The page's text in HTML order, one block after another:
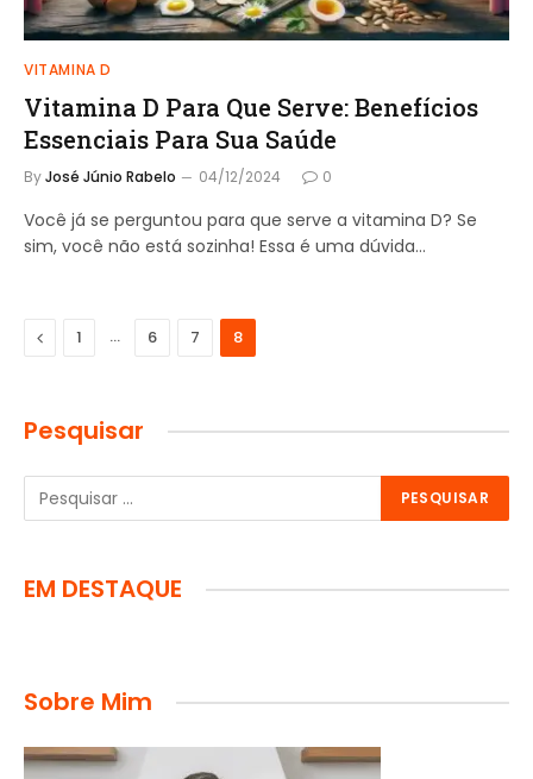
VITAMINA D
Vitamina D Para Que Serve: Benefícios
Essenciais Para Sua Saúde
ByJosé Júnio Rabelo 04/12/2024 0
Você já se perguntou para que serve a vitamina D? Se
sim, você não está sozinha! Essa é uma dúvida…
Previous
1 … 6 7 8
Pesquisar
EM DESTAQUE
Sobre Mim